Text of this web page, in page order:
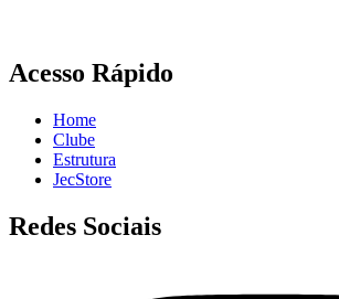
Acesso Rápido
Home
Clube
Estrutura
JecStore
Redes Sociais